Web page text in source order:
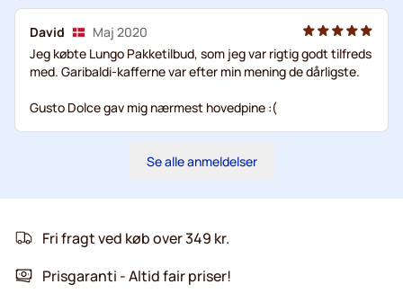
David
Maj 2020
Jeg købte Lungo Pakketilbud, som jeg var rigtig godt tilfreds
med. Garibaldi-kafferne var efter min mening de dårligste.
Gusto Dolce gav mig nærmest hovedpine :(
Se alle anmeldelser
Fri fragt ved køb over 349 kr.
Prisgaranti - Altid fair priser!